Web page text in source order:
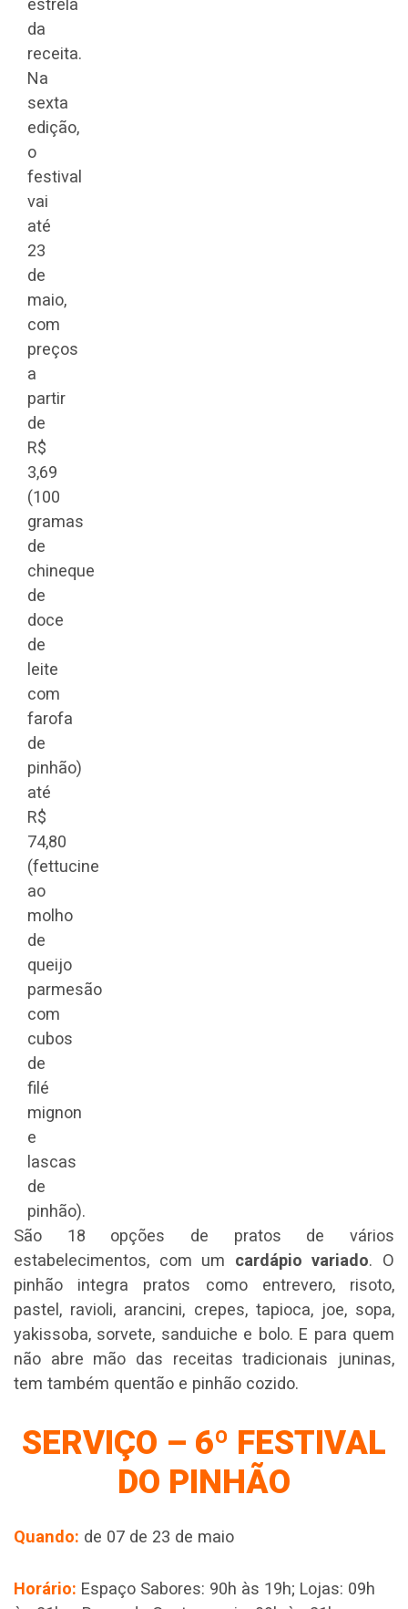
estrela
da
receita.
Na
sexta
edição,
o
festival
vai
até
23
de
maio,
com
preços
a
partir
de
R$
3,69
(100
gramas
de
chineque
de
doce
de
leite
com
farofa
de
pinhão)
até
R$
74,80
(fettucine
ao
molho
de
queijo
parmesão
com
cubos
de
filé
mignon
e
lascas
de
pinhão).
São 18 opções de pratos de vários
estabelecimentos, com um cardápio variado. O
pinhão integra pratos como entrevero, risoto,
pastel, ravioli, arancini, crepes, tapioca, joe, sopa,
yakissoba, sorvete, sanduiche e bolo. E para quem
não abre mão das receitas tradicionais juninas,
tem também quentão e pinhão cozido.
SERVIÇO – 6º FESTIVAL
DO PINHÃO
Quando: de 07 de 23 de maio
Horário: Espaço Sabores: 90h às 19h; Lojas: 09h